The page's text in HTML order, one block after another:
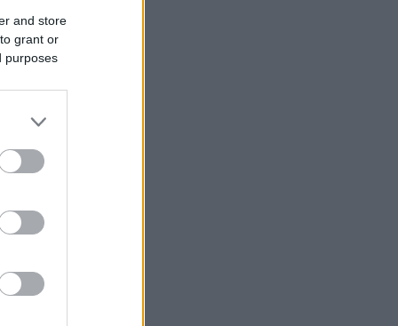
and store
grant or
purposes